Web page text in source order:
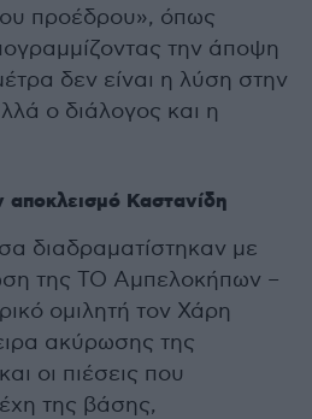
προέδρου», όπως
την άποψη
δεν είναι η λύση στην
ο διάλογος και η
αποκλεισμό Καστανίδη
διαδραματίστηκαν με
της ΤΟ Αμπελοκήπων –
ομιλητή τον Χάρη
ακύρωσης της
οι πιέσεις που
της βάσης,